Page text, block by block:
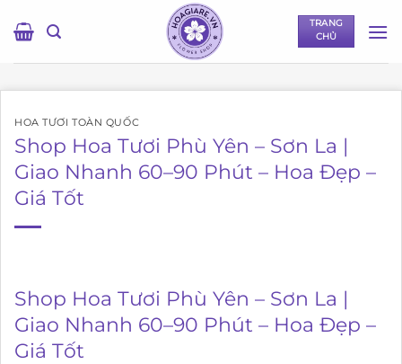
qua
TRANG
CHỦ
HOA TƯƠI TOÀN QUỐC
Shop Hoa Tươi Phù Yên – Sơn La |
Giao Nhanh 60–90 Phút – Hoa Đẹp –
Giá Tốt
Shop Hoa Tươi Phù Yên – Sơn La |
Giao Nhanh 60–90 Phút – Hoa Đẹp –
Giá Tốt